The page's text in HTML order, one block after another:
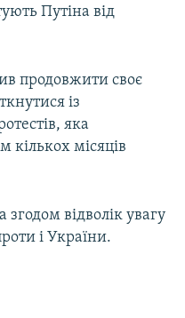
Путіна від
продовжити своє
із
яка
кількох місяців
відволік увагу
і України.